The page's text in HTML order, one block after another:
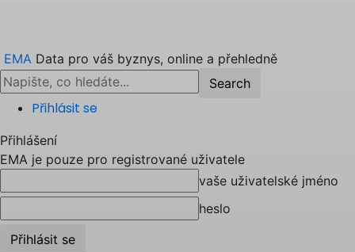
EMA Data pro váš byznys, online a přehledně
Přihlásit se
Přihlášení
EMA je pouze pro registrované uživatele
vaše uživatelské jméno
heslo